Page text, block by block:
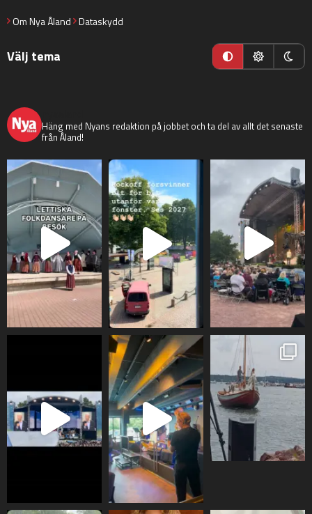
Om Nya Åland Dataskydd
Välj tema
Häng med Nyans redaktion på jobbet och ta del av allt det senaste
från Åland!